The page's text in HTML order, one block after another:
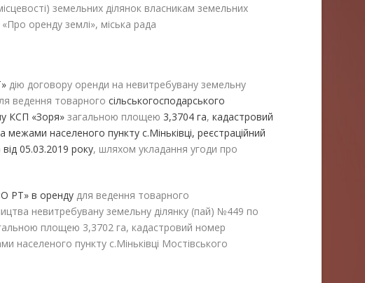
земельних ділянок власникам земельних
оренду землі», міська рада
дію договору оренди на невитребувану земельну
ведення товарного сільськогосподарського
КСП «Зоря» загальною площею 3,3704 га, кадастровий
населеного пункту с.Міньківці, реєстраційний
05.03.2019 року, шляхом укладання угоди про
РТ» в оренду для ведення товарного
невитребувану земельну ділянку (пай) №449 по
площею 3,3702 га, кадастровий номер
населеного пункту с.Міньківці Мостівського